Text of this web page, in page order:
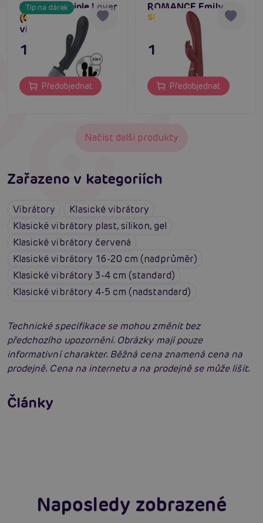
Tip na dárek
Satisfyer Triple Lover
(Grey), skvělý multi
vibrátor
Skladem do týdne
1 195 Kč
Předobjednat
ROMANCE Emily
Skladem do týdne
1 395 Kč
Předobjednat
Načíst další produkty
Zařazeno v kategoriích
Vibrátory
Klasické vibrátory
Klasické vibrátory plast, silikon, gel
Klasické vibrátory červená
Klasické vibrátory 16-20 cm (nadprůměr)
Klasické vibrátory 3-4 cm (standard)
Klasické vibrátory 4-5 cm (nadstandard)
Technické specifikace se mohou změnit bez
předchozího upozornění. Obrázky mají pouze
informativní charakter. Běžná cena znamená cena na
prodejně. Cena na internetu a na prodejně se může lišit.
Články
vibrátor?
Číst více
Erotická inteligence: Příručka Sexiomů
Naposledy zobrazené